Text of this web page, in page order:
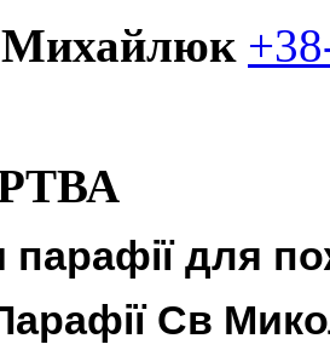
парафії для
Св